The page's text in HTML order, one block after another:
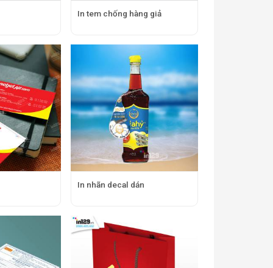
In tem chống hàng giả
In nhãn decal dán